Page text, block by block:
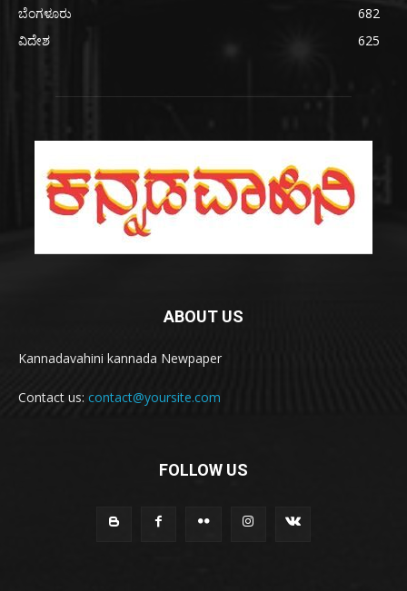
ಬೆಂಗಳೂರು
682
ವಿದೇಶ
625
ABOUT US
Kannadavahini kannada Newpaper
Contact us: contact@yoursite.com
FOLLOW US